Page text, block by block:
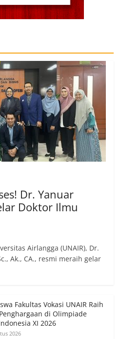
Dr. Yanuar
Doktor Ilmu
Airlangga (UNAIR), Dr.
Ak., CA., resmi meraih gelar
Fakultas Vokasi UNAIR Raih
di Olimpiade
XI 2026
2026